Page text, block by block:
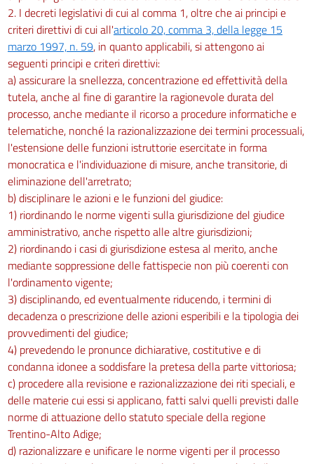
art. 52
art. 53
art. 54
Titolo II
Procedimento cautelare
art. 55
art. 56
art. 57
art. 58
art. 59
art. 60
art. 61
art. 62
Titolo III
Mezzi di prova e attività istruttoria
Capo I
Mezzi di prova
art. 63
Capo II
Ammissione e assunzione delle prove
art. 64
art. 65
art. 66
art. 67
2. I decreti legislativi di cui al comma 1, oltre che ai principi e
criteri direttivi di cui all'articolo 20, comma 3, della legge 15
marzo 1997, n. 59, in quanto applicabili, si attengono ai
seguenti principi e criteri direttivi:
a) assicurare la snellezza, concentrazione ed effettività della
tutela, anche al fine di garantire la ragionevole durata del
processo, anche mediante il ricorso a procedure informatiche e
telematiche, nonché la razionalizzazione dei termini processuali,
l'estensione delle funzioni istruttorie esercitate in forma
monocratica e l'individuazione di misure, anche transitorie, di
eliminazione dell'arretrato;
b) disciplinare le azioni e le funzioni del giudice:
1) riordinando le norme vigenti sulla giurisdizione del giudice
amministrativo, anche rispetto alle altre giurisdizioni;
2) riordinando i casi di giurisdizione estesa al merito, anche
mediante soppressione delle fattispecie non più coerenti con
l'ordinamento vigente;
3) disciplinando, ed eventualmente riducendo, i termini di
decadenza o prescrizione delle azioni esperibili e la tipologia dei
provvedimenti del giudice;
4) prevedendo le pronunce dichiarative, costitutive e di
condanna idonee a soddisfare la pretesa della parte vittoriosa;
c) procedere alla revisione e razionalizzazione dei riti speciali, e
delle materie cui essi si applicano, fatti salvi quelli previsti dalle
norme di attuazione dello statuto speciale della regione
Trentino-Alto Adige;
d) razionalizzare e unificare le norme vigenti per il processo